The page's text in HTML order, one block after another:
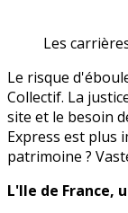
Les
Le risque
Collectif. La
site et le besoin
Express est plus
patrimoine ?
L'Ile de France,